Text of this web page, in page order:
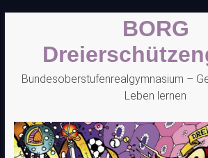
springen
BORG
Bundesoberstufenrealgymnasium –
Leben lernen